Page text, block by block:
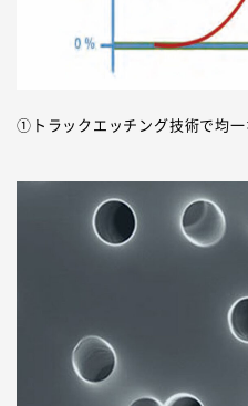
①トラックエッチング技術で均